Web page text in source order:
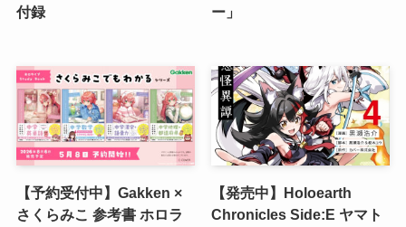
付録
ー」
【予約受付中】Gakken ×
さくらみこ 参考書 ホロラ
【発売中】Holoearth
Chronicles Side:E ヤマト